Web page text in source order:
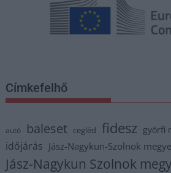
Címkefelhő
autó baleset cegléd fidesz györfi
időjárás Jász-Nagykun-Szolnok megye
Jász-Nagykun Szolnok